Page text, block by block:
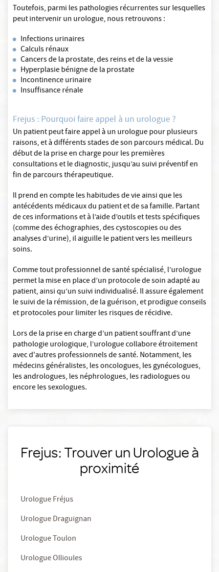
Toutefois, parmi les pathologies récurrentes sur lesquelles
peut intervenir un urologue, nous retrouvons :
Infections urinaires
Calculs rénaux
Cancers de la prostate, des reins et de la vessie
Hyperplasie bénigne de la prostate
Incontinence urinaire
Insuffisance rénale
Frejus : Pourquoi faire appel à un urologue ?
Un patient peut faire appel à un urologue pour plusieurs
raisons, et à différents stades de son parcours médical. Du
début de la prise en charge pour les premières
consultations et le diagnostic, jusqu’au suivi préventif en
fin de parcours thérapeutique.
Il prend en compte les habitudes de vie ainsi que les
antécédents médicaux du patient et de sa famille. Partant
de ces informations et à l’aide d’outils et tests spécifiques
(comme des échographies, des cystoscopies ou des
analyses d’urine), il aiguille le patient vers les meilleurs
soins.
Comme tout professionnel de santé spécialisé, l’urologue
permet la mise en place d’un protocole de soin adapté au
patient, ainsi qu’un suivi individualisé. Il assure également
le suivi de la rémission, de la guérison, et prodigue conseils
et protocoles pour limiter les risques de récidive.
Lors de la prise en charge d’un patient souffrant d’une
pathologie urologique, l’urologue collabore étroitement
avec d'autres professionnels de santé. Notamment, les
médecins généralistes, les oncologues, les gynécologues,
les andrologues, les néphrologues, les radiologues ou
encore les sexologues.
Frejus: Trouver un Urologue à
proximité
Urologue Fréjus
Urologue Draguignan
Urologue Toulon
Urologue Ollioules